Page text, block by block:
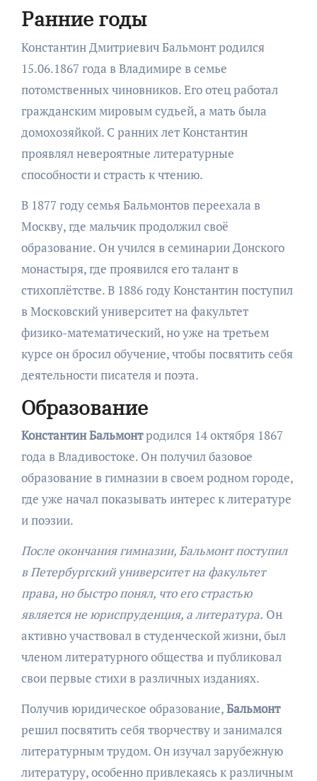
Ранние годы
Константин Дмитриевич Бальмонт родился
15.06.1867 года в Владимире в семье
потомственных чиновников. Его отец работал
гражданским мировым судьей, а мать была
домохозяйкой. С ранних лет Константин
проявлял невероятные литературные
способности и страсть к чтению.
В 1877 году семья Бальмонтов переехала в
Москву, где мальчик продолжил своё
образование. Он учился в семинарии Донского
монастыря, где проявился его талант в
стихоплётстве. В 1886 году Константин поступил
в Московский университет на факультет
физико-математический, но уже на третьем
курсе он бросил обучение, чтобы посвятить себя
деятельности писателя и поэта.
Образование
Константин Бальмонтродился 14 октября 1867
года в Владивостоке. Он получил базовое
образование в гимназии в своем родном городе,
где уже начал показывать интерес к литературе
и поэзии.
После окончания гимназии, Бальмонт поступил
в Петербургский университет на факультет
права, но быстро понял, что его страстью
является не юриспруденция, а литература. Он
активно участвовал в студенческой жизни, был
членом литературного общества и публиковал
свои первые стихи в различных изданиях.
Получив юридическое образование,Бальмонт
решил посвятить себя творчеству и занимался
литературным трудом. Он изучал зарубежную
литературу, особенно привлекаясь к различным